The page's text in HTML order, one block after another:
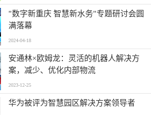
"数字新重庆 智慧新水务"专题研讨会圆
满落幕
2024-04-18
安通林×欧姆龙：灵活的机器人解决方
案，减少、优化内部物流
2023-12-25
华为被评为智慧园区解决方案领导者